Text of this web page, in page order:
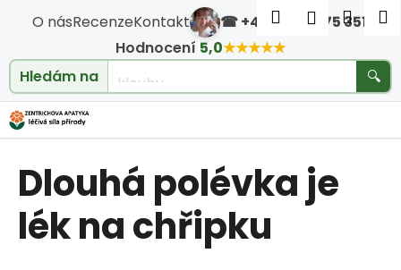
O násRecenzeKontakt ☎ +420 604 475 351
Hodnocení 5,0★★★★★
Hledám na
🔍
Hledat
Dlouhá polévka je
lék na chřipku
Košík
C
o
p
o